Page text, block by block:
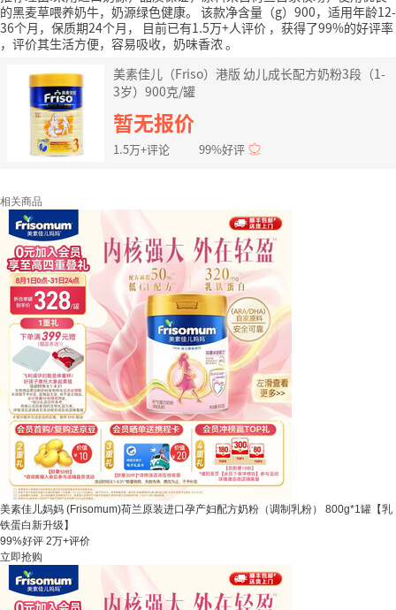
的黑麦草喂养奶牛，奶源绿色健康。 该款净含量（g）900，适用年龄12-
36个月，保质期24个月，
目前已有1.5万+人评价 ，获得了99%的好评率
，评价其生活方便，容易吸收，奶味香浓 。
美素佳儿（Friso）港版 幼儿成长配方奶粉3段（1-
3岁）900克/罐
暂无报价
1.5万+评论 99%好评
相关商品
美素佳儿妈妈 (Frisomum)荷兰原装进口孕产妇配方奶粉（调制乳粉） 800g*1罐【乳
铁蛋白新升级】
99%好评 2万+评价
立即抢购